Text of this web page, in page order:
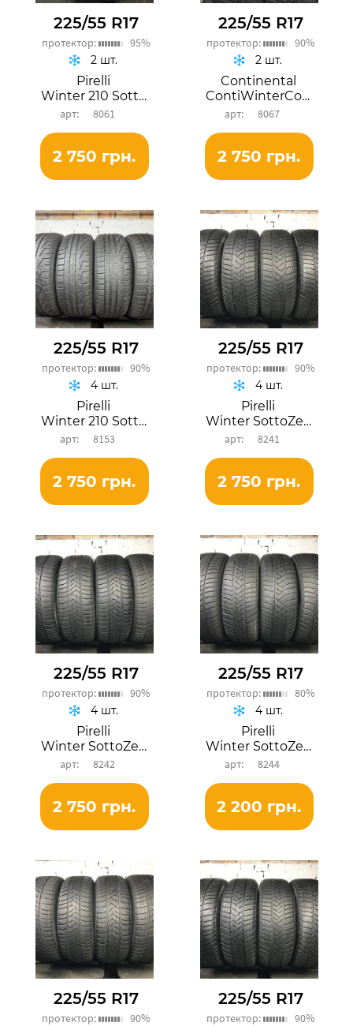
225/55 R17
протектор: 95%
Pirelli
Winter 210 SottoZero Serie2
8061
2 шт.
2 750 грн.
225/55 R17
протектор: 90%
Continental
ContiWinterContact TS 830P
8067
2 шт.
2 750 грн.
225/55 R17
протектор: 90%
Pirelli
Winter 210 SottoZero Serie2
8153
4 шт.
2 750 грн.
225/55 R17
протектор: 90%
Pirelli
Winter SottoZero 3
8241
4 шт.
2 750 грн.
225/55 R17
протектор: 90%
Pirelli
Winter SottoZero 3
8242
4 шт.
2 750 грн.
225/55 R17
протектор: 80%
Pirelli
Winter SottoZero 3
8244
4 шт.
2 200 грн.
225/55 R17
протектор: 90%
225/55 R17
протектор: 90%